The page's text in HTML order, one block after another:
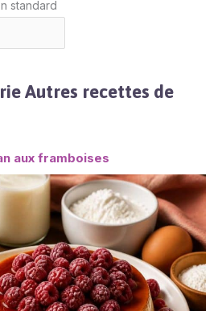
Autres recettes de
aux framboises